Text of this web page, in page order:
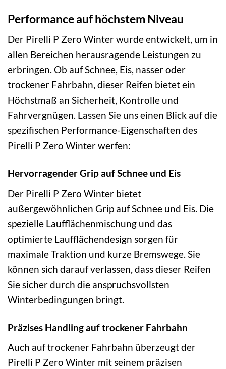
Performance auf höchstem Niveau
Der Pirelli P Zero Winter wurde entwickelt, um in
allen Bereichen herausragende Leistungen zu
erbringen. Ob auf Schnee, Eis, nasser oder
trockener Fahrbahn, dieser Reifen bietet ein
Höchstmaß an Sicherheit, Kontrolle und
Fahrvergnügen. Lassen Sie uns einen Blick auf die
spezifischen Performance-Eigenschaften des
Pirelli P Zero Winter werfen:
Hervorragender Grip auf Schnee und Eis
Der Pirelli P Zero Winter bietet
außergewöhnlichen Grip auf Schnee und Eis. Die
spezielle Laufflächenmischung und das
optimierte Laufflächendesign sorgen für
maximale Traktion und kurze Bremswege. Sie
können sich darauf verlassen, dass dieser Reifen
Sie sicher durch die anspruchsvollsten
Winterbedingungen bringt.
Präzises Handling auf trockener Fahrbahn
Auch auf trockener Fahrbahn überzeugt der
Pirelli P Zero Winter mit seinem präzisen